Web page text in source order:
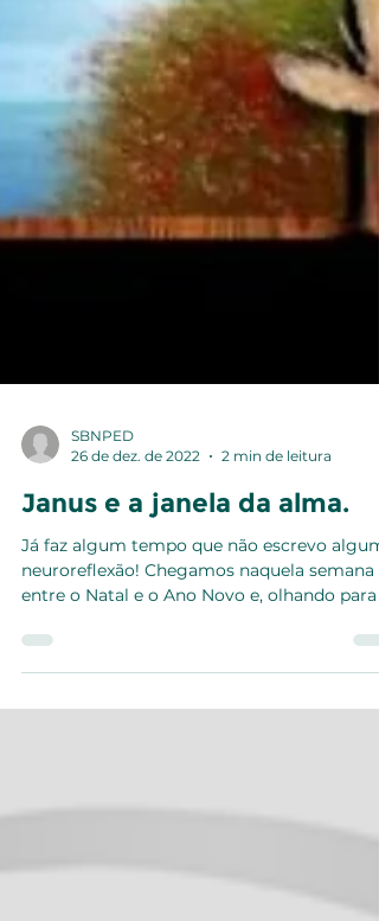
SBNPED
26 de dez. de 2022
2 min de leitura
Janus e a janela da alma.
Já faz algum tempo que não escrevo